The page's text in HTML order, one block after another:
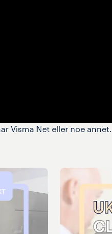
Visma Net eller noe annet.